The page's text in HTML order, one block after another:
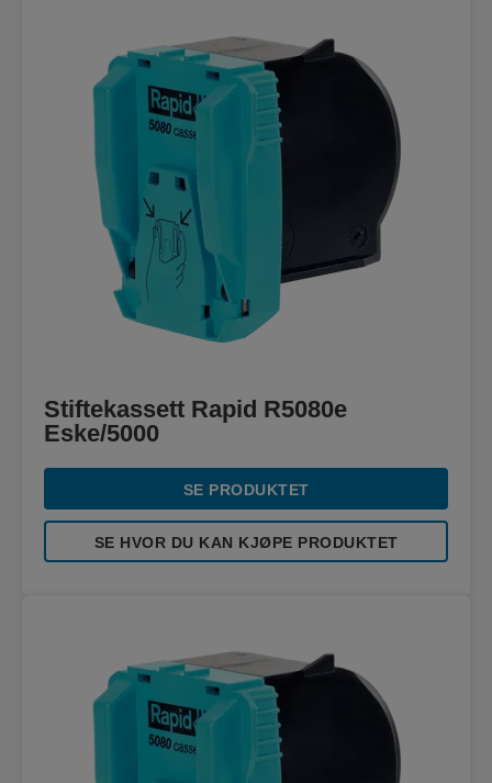
Stiftekassett Rapid R5080e
Eske/5000
SE PRODUKTET
SE HVOR DU KAN KJØPE PRODUKTET